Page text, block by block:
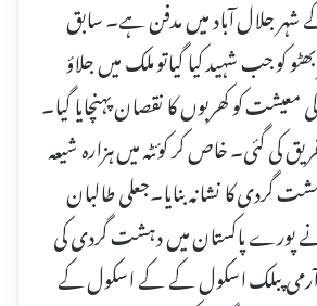
شہر جلال آباد میں مدفن ہے۔ سابق
کو جب شہید کیا گیاتو ملک میں جلاؤ
معیشت کو کھربوں کا نقصان پہنچایا گیا۔
کی گئی۔ خاص کر کوئٹہ میں ہزارہ شیعہ
گردی کا نشانہ بنایا۔جعلی طالبان
پورے پاکستان میں دہشت گردی کی
آرمی پبلک اسکول کے کے اسکول کے